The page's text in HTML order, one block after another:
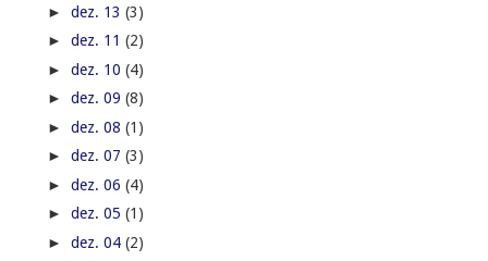
► dez. 13 (3)
► dez. 11 (2)
► dez. 10 (4)
► dez. 09 (8)
► dez. 08 (1)
► dez. 07 (3)
► dez. 06 (4)
► dez. 05 (1)
► dez. 04 (2)